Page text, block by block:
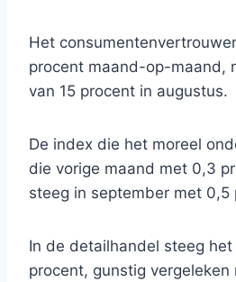
Het
procent maand-op-maand,
van 15 procent in augustus.
De index die het moreel
die vorige maand met 0,3
steeg in september met 0,5
In de detailhandel steeg
procent, gunstig